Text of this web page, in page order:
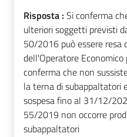
Risposta : Si conferma
ulteriori soggetti previsti
50/2016 può essere resa
dell'Operatore
conferma che non
la terna di subappaltatori
sospesa fino al 31/12/
55/2019 non occorre
subappaltatori